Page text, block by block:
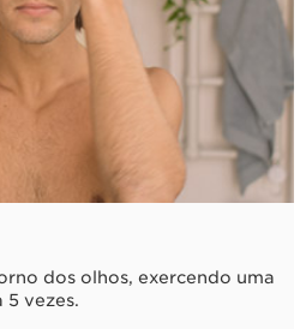
dos olhos, exercendo uma
5 vezes.